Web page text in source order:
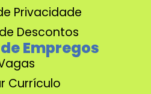
Privacidade
Descontos
Empregos
Currículo